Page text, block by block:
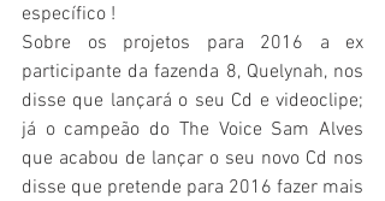
específico !
Sobre os projetos para 2016 a ex
participante da fazenda 8, Quelynah, nos
disse que lançará o seu Cd e videoclipe;
já o campeão do The Voice Sam Alves
que acabou de lançar o seu novo Cd nos
disse que pretende para 2016 fazer mais